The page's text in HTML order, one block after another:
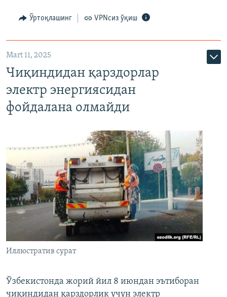
Ўртоқлашинг VPNсиз ўқиш
Mart 11, 2025
Чиқиндидан қарздорлар
электр энергиясидан
фойдалана олмайди
Иллюстратив сурат
Ўзбекистонда жорий йил 8 июндан эътиборан
чиқиндидан қарздорлик учун электр